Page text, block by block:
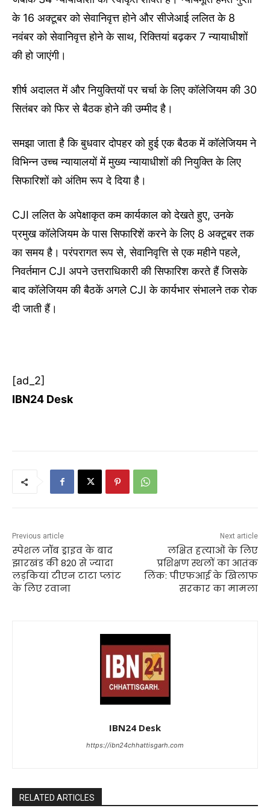
के 16 अक्टूबर को सेवानिवृत्त होने और सीजेआई ललित के 8
नवंबर को सेवानिवृत्त होने के साथ, रिक्तियां बढ़कर 7 न्यायाधीशों
की हो जाएंगी।
शीर्ष अदालत में और नियुक्तियों पर चर्चा के लिए कॉलेजियम की 30
सितंबर को फिर से बैठक होने की उम्मीद है।
समझा जाता है कि बुधवार दोपहर को हुई एक बैठक में कॉलेजियम ने
विभिन्न उच्च न्यायालयों में मुख्य न्यायाधीशों की नियुक्ति के लिए
सिफारिशों को अंतिम रूप दे दिया है।
CJI ललित के अपेक्षाकृत कम कार्यकाल को देखते हुए, उनके
प्रमुख कॉलेजियम के पास सिफारिशें करने के लिए 8 अक्टूबर तक
का समय है। परंपरागत रूप से, सेवानिवृत्ति से एक महीने पहले,
निवर्तमान CJI अपने उत्तराधिकारी की सिफारिश करते हैं जिसके
बाद कॉलेजियम की बैठकें अगले CJI के कार्यभार संभालने तक रोक
दी जाती हैं।
[ad_2]
IBN24 Desk
Previous article
स्पेशल जॉब ड्राइव के बाद
झारखंड की 820 से ज्यादा
लड़कियां टीएन टाटा प्लांट
के लिए रवाना
Next article
लक्षित हत्याओं के लिए
प्रशिक्षण स्थलों का आतंक
लिंक: पीएफआई के खिलाफ
सरकार का मामला
IBN24 Desk
https://ibn24chhattisgarh.com
RELATED ARTICLES